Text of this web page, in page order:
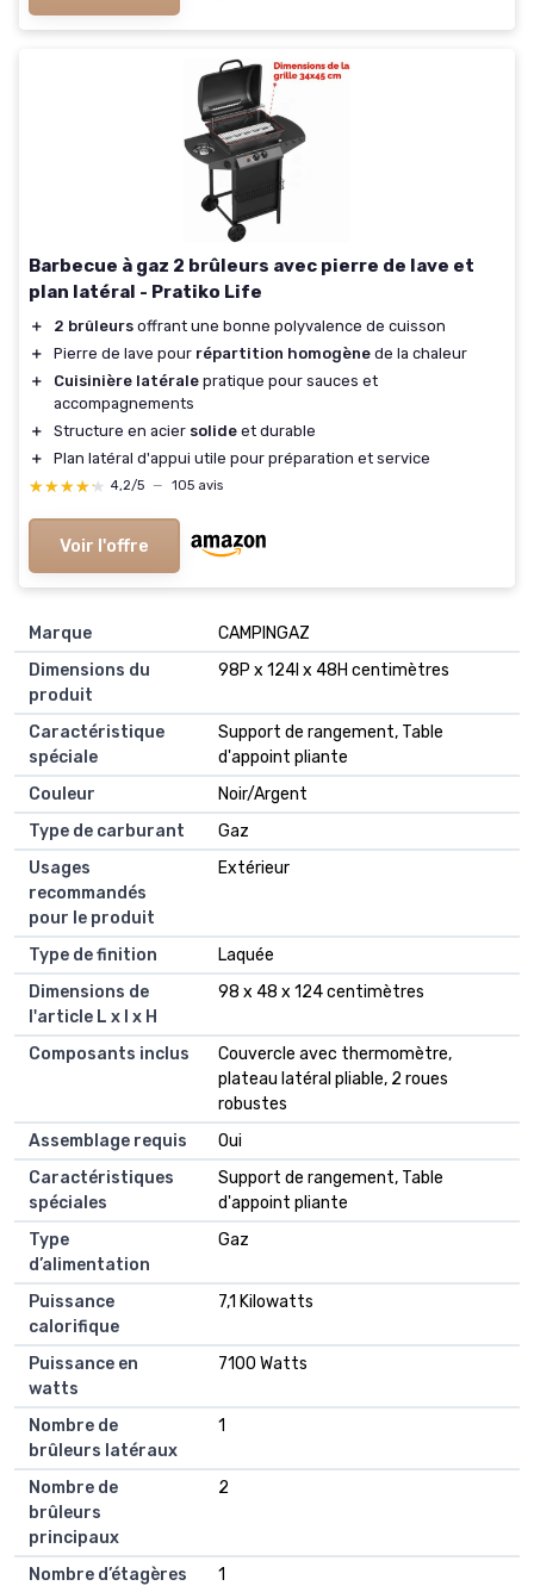
Barbecue à gaz 2 brûleurs avec pierre de lave et
plan latéral - Pratiko Life
＋ 2 brûleurs offrant une bonne polyvalence de cuisson
＋
Pierre de lave pour répartition homogène de la chaleur
＋
Cuisinière latérale pratique pour sauces et
accompagnements
＋
Structure en acier solide et durable
＋
Plan latéral d'appui utile pour préparation et service
★★★★★
★★★★★ 4,2/5 — 105 avis
Voir l'offre
Marque
CAMPINGAZ
Dimensions du
produit
98P x 124l x 48H centimètres
Caractéristique
spéciale
Support de rangement, Table
d'appoint pliante
Couleur
Noir/Argent
Type de carburant
Gaz
Usages
recommandés
pour le produit
Extérieur
Type de finition
Laquée
Dimensions de
l'article L x l x H
98 x 48 x 124 centimètres
Composants inclus
Couvercle avec thermomètre,
plateau latéral pliable, 2 roues
robustes
Assemblage requis
Oui
Caractéristiques
spéciales
Support de rangement, Table
d'appoint pliante
Type
d’alimentation
Gaz
Puissance
calorifique
7,1 Kilowatts
Puissance en
watts
7100 Watts
Nombre de
brûleurs latéraux
1
Nombre de
brûleurs
principaux
2
Nombre d’étagères 1